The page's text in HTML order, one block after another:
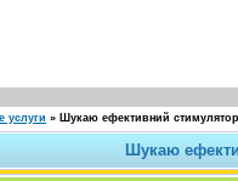
услуги » Шукаю ефективний стимулятор
Шукаю